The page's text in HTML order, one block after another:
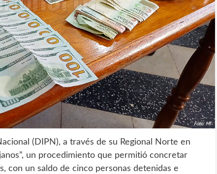
(DIPN), a través de su Regional Norte en
un procedimiento que permitió concretar
con un saldo de cinco personas detenidas e